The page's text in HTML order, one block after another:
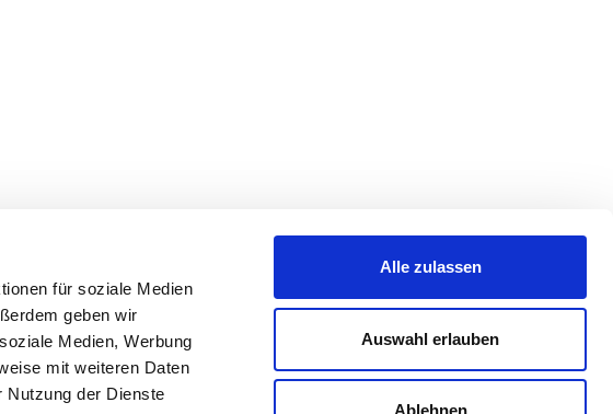
für soziale Medien
geben wir
Medien, Werbung
mit weiteren Daten
Nutzung der Dienste
Alle zulassen
Auswahl erlauben
Ablehnen